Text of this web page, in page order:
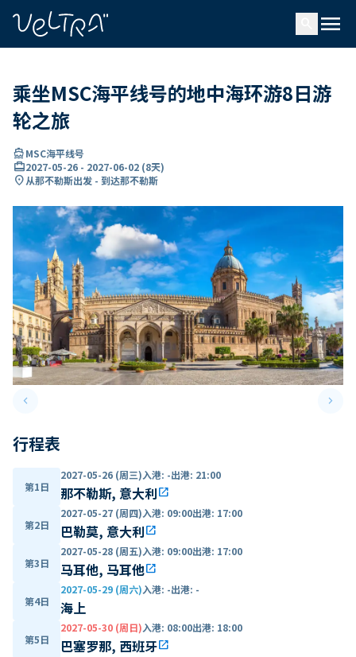
menu
乘坐MSC海平线号的地中海环游8日游
轮之旅
directions_boatMSC海平线号
card_travel2027-05-26 - 2027-06-02 (8天)
location_on从那不勒斯出发 - 到达那不勒斯
keyboard_arrow_leftPrevious slide keyboard_arrow_right
行程表
第1日
2027-05-26 (周三)入港: -出港: 21:00
那不勒斯, 意大利open_in_new
第2日
2027-05-27 (周四)入港: 09:00出港: 17:00
巴勒莫, 意大利open_in_new
第3日
2027-05-28 (周五)入港: 09:00出港: 17:00
马耳他, 马耳他open_in_new
第4日
2027-05-29 (周六)入港: -出港: -
海上
第5日
2027-05-30 (周日)入港: 08:00出港: 18:00
巴塞罗那, 西班牙open_in_new